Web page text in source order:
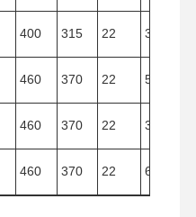
400 315 22 36.170
460 370 22 56.500
460 370 22 37.700
460 370 22 65.300